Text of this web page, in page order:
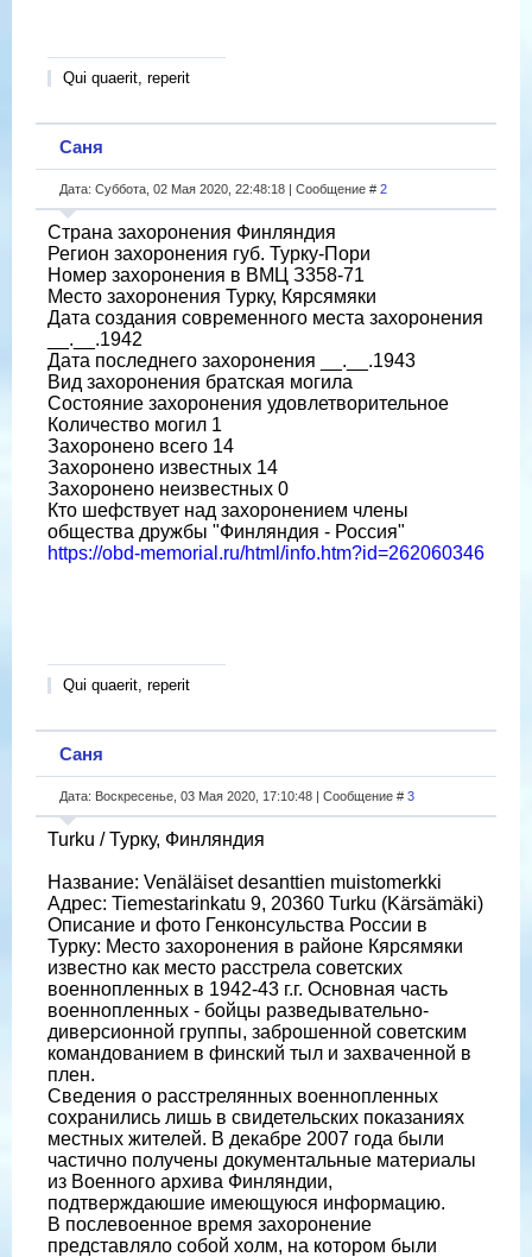
Qui quaerit, reperit
Саня
Дата: Суббота, 02 Мая 2020, 22:48:18 | Сообщение # 2
Страна захоронения Финляндия
Регион захоронения губ. Турку-Пори
Номер захоронения в ВМЦ З358-71
Место захоронения Турку, Кярсямяки
Дата создания современного места захоронения
__.__.1942
Дата последнего захоронения __.__.1943
Вид захоронения братская могила
Состояние захоронения удовлетворительное
Количество могил 1
Захоронено всего 14
Захоронено известных 14
Захоронено неизвестных 0
Кто шефствует над захоронением члены
общества дружбы "Финляндия - Россия"
https://obd-memorial.ru/html/info.htm?id=262060346
Qui quaerit, reperit
Саня
Дата: Воскресенье, 03 Мая 2020, 17:10:48 | Сообщение # 3
Turku / Турку, Финляндия
Название: Venäläiset desanttien muistomerkki
Адрес: Tiemestarinkatu 9, 20360 Turku (Kärsämäki)
Описание и фото Генконсульства России в
Турку: Место захоронения в районе Кярсямяки
известно как место расстрела советских
военнопленных в 1942-43 г.г. Основная часть
военнопленных - бойцы разведывательно-
диверсионной группы, заброшенной советским
командованием в финский тыл и захваченной в
плен.
Сведения о расстрелянных военнопленных
сохранились лишь в свидетельских показаниях
местных жителей. В декабре 2007 года были
частично получены документальные материалы
из Военного архива Финляндии,
подтверждаюшие имеющуюся информацию.
В послевоенное время захоронение
представляло собой холм, на котором были